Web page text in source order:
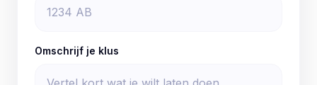
Omschrijf je klus